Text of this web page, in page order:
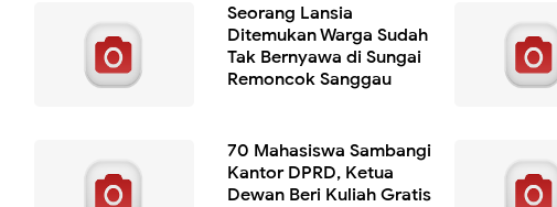
Seorang Lansia
Ditemukan Warga Sudah
Tak Bernyawa di Sungai
Remoncok Sanggau
70 Mahasiswa Sambangi
Kantor DPRD, Ketua
Dewan Beri Kuliah Gratis